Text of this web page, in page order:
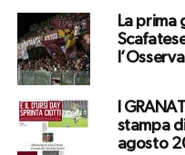
La
I
stampa
agosto